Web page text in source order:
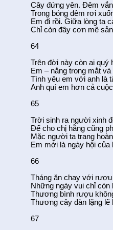
Cây đứng yên. Đêm
Trong bóng đêm rơi
Em đi rồi. Giữa lòng ta
Chỉ còn đây cơn mê
64
Trên đời này còn ai quý
Em – nắng trong mắt
Tình yêu em với anh là
Anh quí em hơn cả
65
Trời sinh ra người xinh
Để cho chị hằng cũng
Mặc người ta trang
Em mới là ngày hội của
66
Tháng ăn chay với
Những ngày vui chỉ còn
Thương bình rượu
Thương cây đàn lặng
67